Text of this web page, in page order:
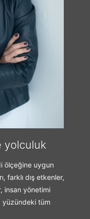
yolculuk
ölçeğine uygun
farklı dış etkenler,
insan yönetimi
yüzündeki tüm